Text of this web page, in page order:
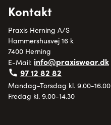
Kontakt
Praxis Herning A/S
Hammershusvej 16 k
7400 Herning
E-Mail: info@praxiswear.dk
97 12 82 82
Mandag-Torsdag kl. 9.00-16.00
Fredag kl. 9.00-14.30